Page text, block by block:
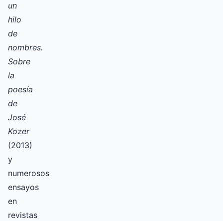
un
hilo
de
nombres.
Sobre
la
poesía
de
José
Kozer
(2013)
y
numerosos
ensayos
en
revistas